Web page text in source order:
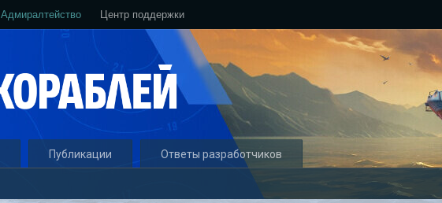
Адмиралтейство Центр поддержки
Публикации Ответы разработчиков